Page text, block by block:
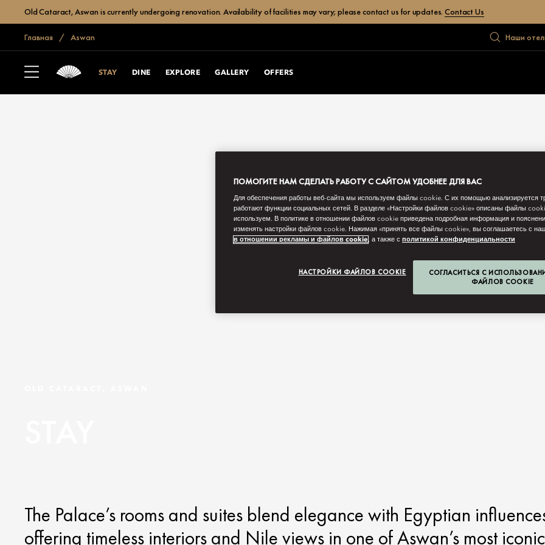
Old Cataract, Aswan is currently undergoing renovation. Availability of facilities may vary; please contact us for updates.Contact Us
Главная Aswan Наши
STAY DINE EXPLORE GALLERY OFFERS
The Palace’s rooms and suites blend elegance with Egyptian
offering timeless interiors and Nile views in one of Aswan’s most iconic
ПОМОГИТЕ НАМ СДЕЛАТЬ РАБОТУ С САЙТОМ УДОБНЕЕ ДЛЯ ВАС
Для обеспечения работы веб-сайта мы используем файлы cookie. С их помощью анализируется
работают функции социальных сетей. В разделе «Настройки файлов cookie» описаны файлы
используем. В политике в отношении файлов cookie приведена подробная информация и
изменять настройки файлов cookie. Нажимая «принять все файлы cookie», вы соглашаетесь с
в отношении рекламы и файлов cookie, а также с политикой конфиденциальности
НАСТРОЙКИ ФАЙЛОВ COOKIE
СОГЛАСИТЬСЯ С
ФАЙЛОВ COOKIE